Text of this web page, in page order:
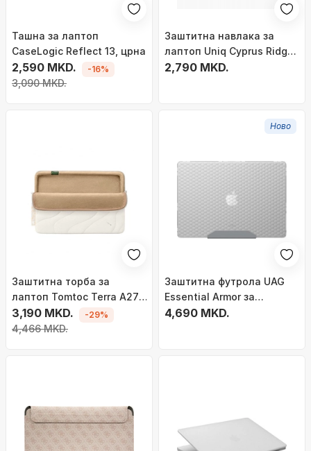
Ташна за лаптоп
CaseLogic Reflect 13, црна
2,590 MKD.
3,090 MKD.
-16%
Заштитна навлака за
лаптоп Uniq Cyprus Ridge
Edition, 14\", водоотпорен
2,790 MKD.
Заштитна торба за
лаптоп Tomtoc Terra A27,
16\", рециклиран
материјал, бела
3,190 MKD.
4,466 MKD.
-29%
Ново
Заштитна футрола UAG
Essential Armor за
MacBook Air 15", тврда
4,690 MKD.